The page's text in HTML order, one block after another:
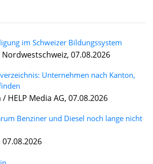
im Schweizer Bildungssystem
07.08.2026
Unternehmen nach Kanton,
HELP Media AG, 07.08.2026
Benziner und Diesel noch lange nicht